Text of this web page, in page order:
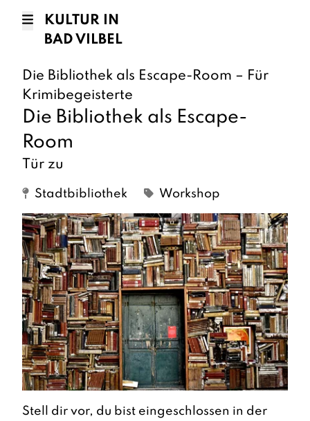
KULTUR IN
BAD VILBEL
Die Bibliothek als Escape-Room – Für
Krimibegeisterte
Die Bibliothek als Escape-
Room
Tür zu
Stadtbibliothek Workshop
Stell dir vor, du bist eingeschlossen in der